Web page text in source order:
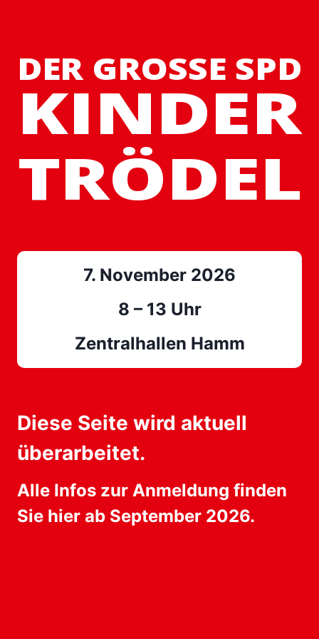
DER GROSSE SPD
KINDER
TRÖDEL
7. November 2026
8 – 13 Uhr
Zentralhallen Hamm
Diese Seite wird aktuell
überarbeitet.
Alle Infos zur Anmeldung finden
Sie hier ab September 2026.